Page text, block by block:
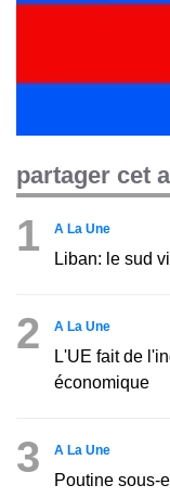
partager cet
1 A La Une
Liban: le sud
2 A La Une
L'UE fait de
économique
3 A La Une
Poutine sous-